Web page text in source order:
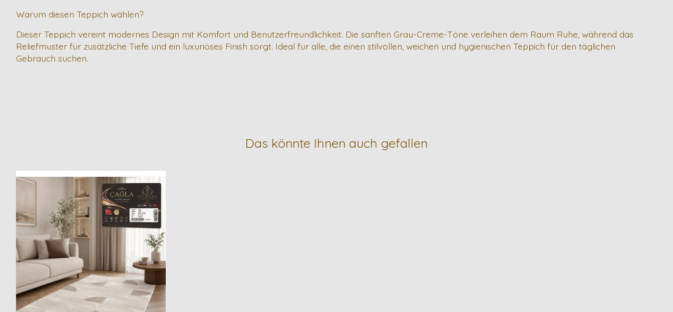
Warum diesen Teppich wählen?
Dieser Teppich vereint modernes Design mit Komfort und Benutzerfreundlichkeit. Die sanften Grau-Creme-Töne verleihen dem Raum Ruhe, während das
Reliefmuster für zusätzliche Tiefe und ein luxuriöses Finish sorgt. Ideal für alle, die einen stilvollen, weichen und hygienischen Teppich für den täglichen
Gebrauch suchen.
Das könnte Ihnen auch gefallen
Produkt-Karussell-Artikel